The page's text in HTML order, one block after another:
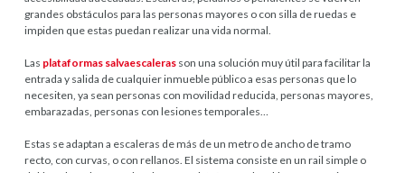
grandes obstáculos para las personas mayores o con silla de ruedas e
impiden que estas puedan realizar una vida normal.
Las plataformas salvaescaleras son una solución muy útil para facilitar la
entrada y salida de cualquier inmueble público a esas personas que lo
necesiten, ya sean personas con movilidad reducida, personas mayores,
embarazadas, personas con lesiones temporales…
Estas se adaptan a escaleras de más de un metro de ancho de tramo
recto, con curvas, o con rellanos. El sistema consiste en un rail simple o